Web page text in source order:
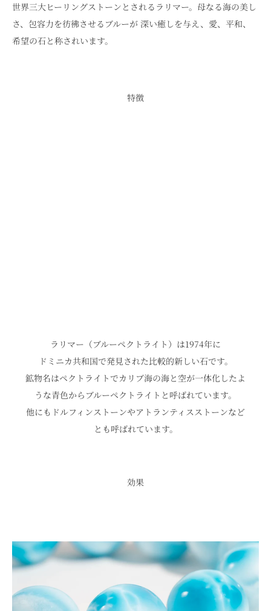
世界三大ヒーリングストーンとされるラリマー。母なる海の美し
さ、包容力を彷彿させるブルーが 深い癒しを与え、愛、平和、
希望の石と称されいます。
特徴
ラリマー（ブルーペクトライト）は1974年に
ドミニカ共和国で発見された比較的新しい石です。
鉱物名はペクトライトでカリブ海の海と空が一体化したよ
うな青色からブルーペクトライトと呼ばれています。
他にもドルフィンストーンやアトランティスストーンなど
とも呼ばれています。
効果